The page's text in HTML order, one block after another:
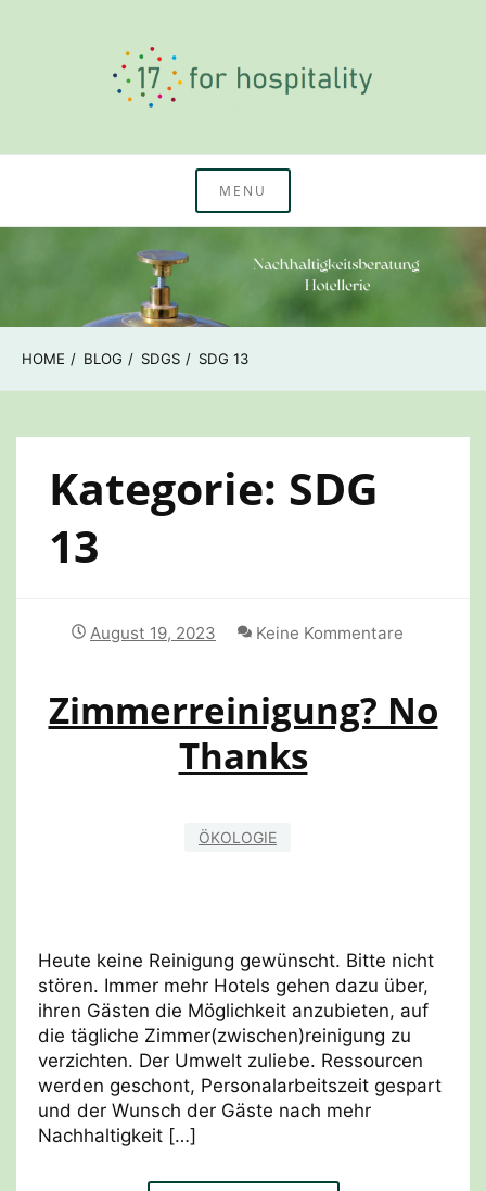
17 for hospitality
MENU
HOME BLOG SDGS SDG 13
Kategorie: SDG
13
August 19, 2023 Keine Kommentare
Zimmerreinigung? No
Thanks
ÖKOLOGIE
Heute keine Reinigung gewünscht. Bitte nicht
stören. Immer mehr Hotels gehen dazu über,
ihren Gästen die Möglichkeit anzubieten, auf
die tägliche Zimmer(zwischen)reinigung zu
verzichten. Der Umwelt zuliebe. Ressourcen
werden geschont, Personalarbeitszeit gespart
und der Wunsch der Gäste nach mehr
Nachhaltigkeit […]